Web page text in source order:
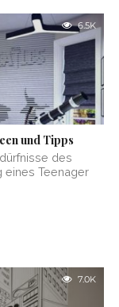
6.5K
und Tipps
des
eines Teenager
7.0K